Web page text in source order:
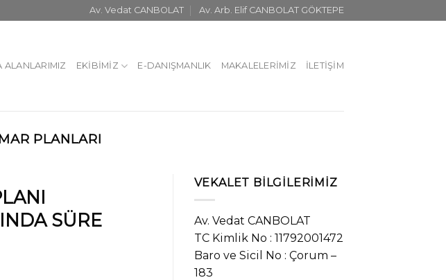
Av. Vedat CANBOLAT Av. Arb. Elif CANBOLAT GÖKTEPE
ALANLARIMIZ EKIBIMIZ E-DANIŞMANLIK MAKALELERIMIZ İLETIŞIM
PLANLARI
SÜRE
VEKALET BILGILERIMIZ
Av. Vedat CANBOLAT
TC Kimlik No : 11792001472
Baro ve Sicil No : Çorum –
183